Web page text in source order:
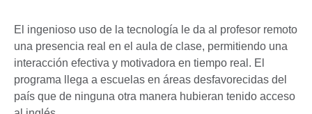
El ingenioso uso de la tecnología le da al profesor remoto
una presencia real en el aula de clase, permitiendo una
interacción efectiva y motivadora en tiempo real. El
programa llega a escuelas en áreas desfavorecidas del
país que de ninguna otra manera hubieran tenido acceso